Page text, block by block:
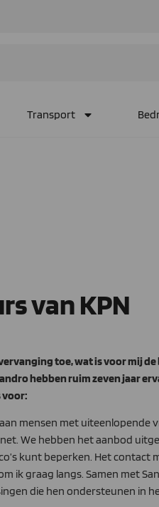
Transport
van KPN
toe, wat is voor mij
hebben ruim zeven jaar
voor:
mensen met
We hebben het aanbod
kunt beperken. Het
ik graag langs. Samen met
die hen ondersteunen in